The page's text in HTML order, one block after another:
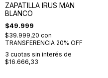
ZAPATILLA IRUS MAN
BLANCO
$49.999
$39.999,20 con
TRANSFERENCIA 20% OFF
3 cuotas sin interés de
$16.666,33